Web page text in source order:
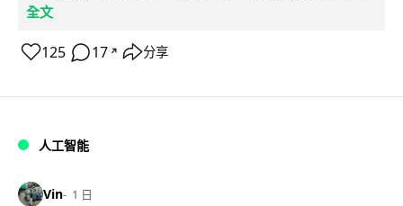
全文
125 17 ↗ 分享
人工智能
Vin 1 日